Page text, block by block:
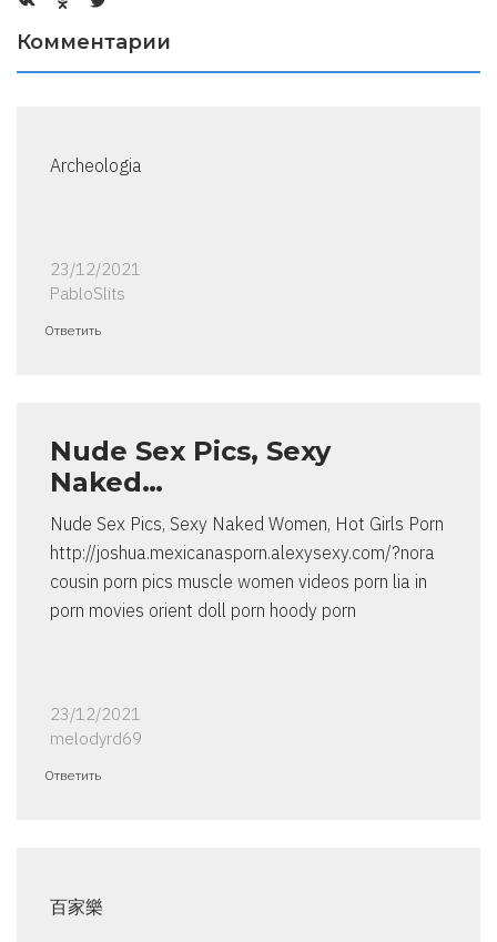
Комментарии
Archeologia
23/12/2021
PabloSlits
Ответить
Nude Sex Pics, Sexy
Naked…
Nude Sex Pics, Sexy Naked Women, Hot Girls Porn
http://joshua.mexicanasporn.alexysexy.com/?nora
cousin porn pics muscle women videos porn lia in
porn movies orient doll porn hoody porn
23/12/2021
melodyrd69
Ответить
百家樂